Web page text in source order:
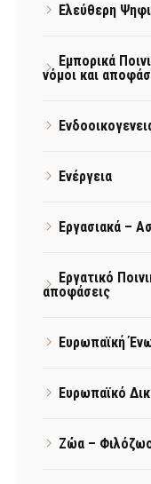
Ελεύθερη
Εμπορικά
νόμοι και
Ενέργεια
Εργασιακά –
Εργατικό
αποφάσεις
Ευρωπαϊκή
Ευρωπαϊκό
Ζώα –